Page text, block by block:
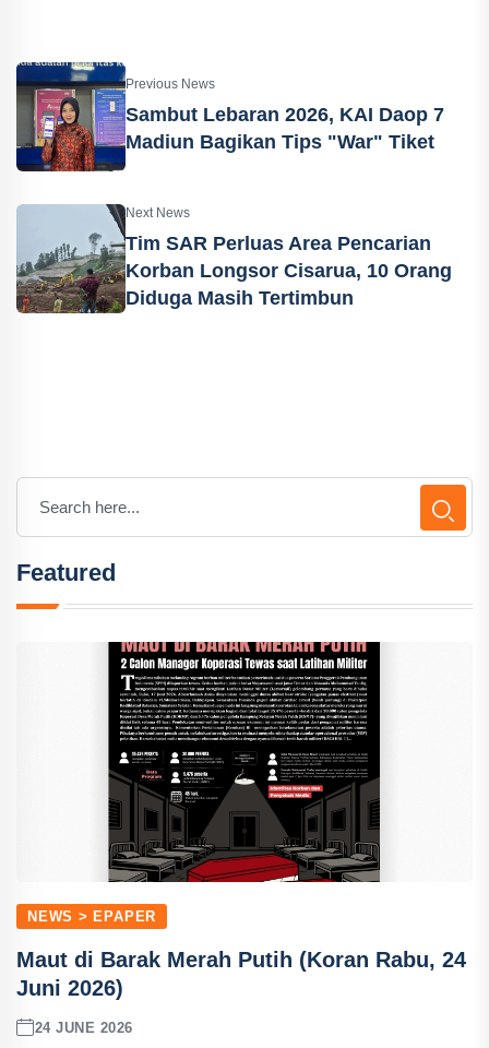
Previous News
Sambut Lebaran 2026, KAI Daop 7
Madiun Bagikan Tips "War" Tiket
Next News
Tim SAR Perluas Area Pencarian
Korban Longsor Cisarua, 10 Orang
Diduga Masih Tertimbun
Featured
NEWS > EPAPER
Maut di Barak Merah Putih (Koran Rabu, 24
Juni 2026)
24 JUNE 2026